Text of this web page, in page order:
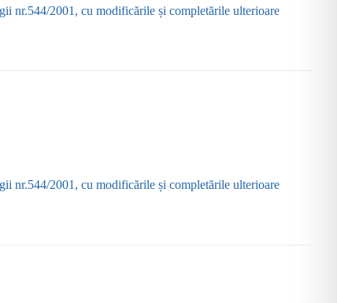
nr.544/2001, cu modificările și completările ulterioare
nr.544/2001, cu modificările și completările ulterioare